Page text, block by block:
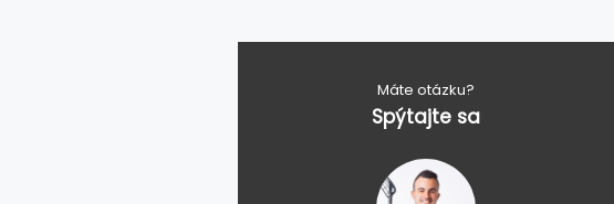
Máte otázku?
Spýtajte sa